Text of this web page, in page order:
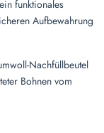
funktionales
Aufbewahrung
Nachfüllbeutel
Bohnen vom